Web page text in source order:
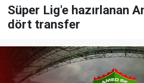
Süper Lig'e hazırlanan
dört transfer